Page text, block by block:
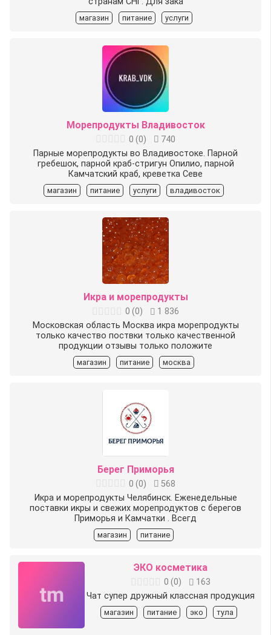
магазин питание услуги
Морепродукты Владивосток
0 (0)
740
Парные морепродукты во Владивостоке. Парной
гребешок, парной краб-стригун Опилио, парной
Камчатский краб, креветка Севе
магазин питание услуги владивосток
Икра и морепродукты
0 (0)
1 836
Московская область Москва икра морепродукты
только качество поствки только качественной
продукции отзывы только положите
магазин питание москва
Берег Приморья
0 (0)
568
Икра и морепродукты Челябинск. Еженедельные
поставки икры и свежих морепродуктов с берегов
Приморья и Камчатки . Всегд
магазин питание
ЭКО косметика
0 (0)
163
Чат супер дружный классная продукция
магазин питание эко тула